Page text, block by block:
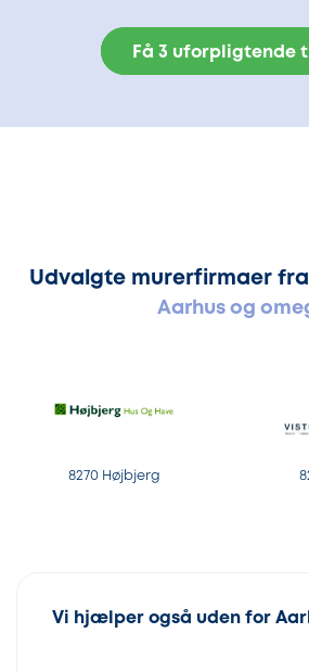
Få 3 uforpligtende
Udvalgte murerfirmaer
Aarhus og
8270 Højbjerg
Vi hjælper også uden for